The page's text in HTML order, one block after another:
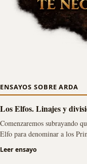
ENSAYOS SOBRE ARDA
Los Elfos. Linajes y
Comenzaremos subrayando
Elfo para denominar a los
Leer ensayo